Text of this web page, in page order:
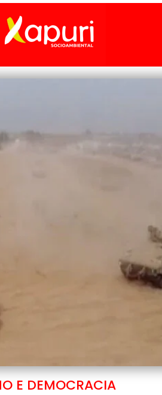
E DEMOCRACIA